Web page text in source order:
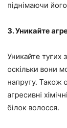
піднімаючи
3. Уникайте
Уникайте тугих
оскільки вони
напругу. Також
агресивні
білок волосся.